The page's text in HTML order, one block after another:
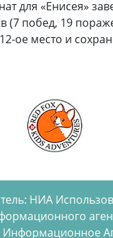
для «Енисея»
(7 побед, 19
ое место и
НИА